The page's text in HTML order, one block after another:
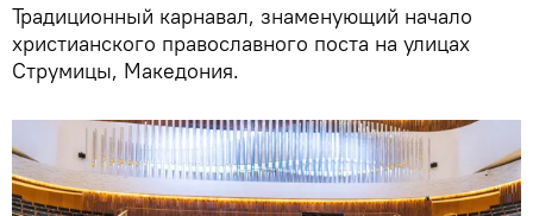
Традиционный карнавал, знаменующий начало
христианского православного поста на улицах
Струмицы, Македония.